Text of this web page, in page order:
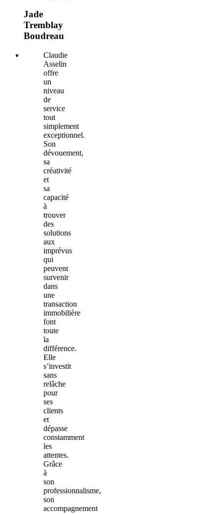
Jade
Tremblay
Boudreau
Claudie
Asselin
offre
un
niveau
de
service
tout
simplement
exceptionnel.
Son
dévouement,
sa
créativité
et
sa
capacité
à
trouver
des
solutions
aux
imprévus
qui
peuvent
survenir
dans
une
transaction
immobilière
font
toute
la
différence.
Elle
s’investit
sans
relâche
pour
ses
clients
et
dépasse
constamment
les
attentes.
Grâce
à
son
professionnalisme,
son
accompagnement